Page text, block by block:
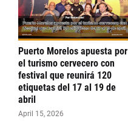
Puerto Morelos apuesta por
el turismo cervecero con
festival que reunirá 120
etiquetas del 17 al 19 de
abril
April 15, 2026